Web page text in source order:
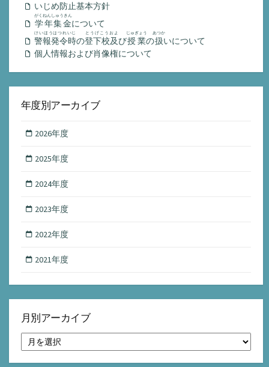
いじめ防止基本方針
学年集金
がくねんしゅうきん
について
警報発令時
けいほうはつれいじ
の登下校及
とうげこうおよ
び授業
じゅぎょう
の扱
あつか
いについて
個人情報および肖像権について
年度別アーカイブ
2026年度
2025年度
2024年度
2023年度
2022年度
2021年度
月別アーカイブ
別
ア